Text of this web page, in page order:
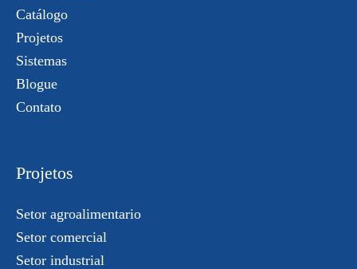
Catálogo
Projetos
Sistemas
Blogue
Contato
Projetos
Setor agroalimentario
Setor comercial
Setor industrial